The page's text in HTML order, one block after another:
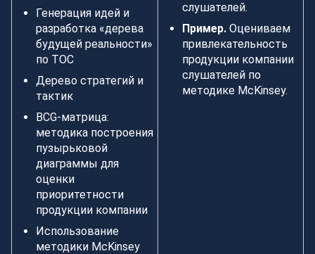
Генерация идей и
разработка «дерева
будущей реальности»
по ТОС
Дерево стратегий и
тактик
BCG-матрица:
методика построения
пузырьковой
диаграммы для
оценки
приоритетности
продукции компании
Использование
методики McKinsey
слушателей.
Пример. Оцениваем
привлекательность
продукции компании
слушателей по
методике McKinsey.